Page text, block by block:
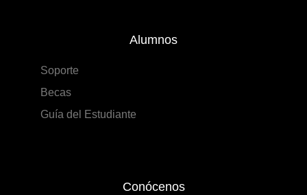
Alumnos
Soporte
Becas
Guía del Estudiante
Conócenos